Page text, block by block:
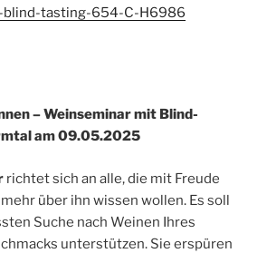
tasting-654-C-H6986
– Weinseminar mit Blind-
am 09.05.2025
richtet sich an alle, die mit Freude
über ihn wissen wollen. Es soll
Suche nach Weinen Ihres
unterstützen. Sie erspüren